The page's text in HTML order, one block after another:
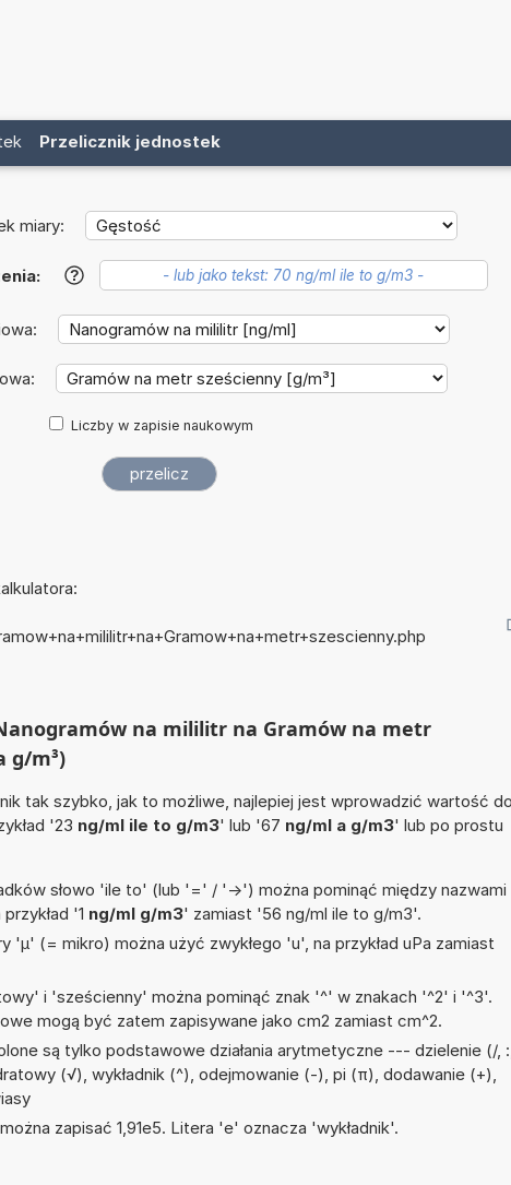
Przelicznik jednostek
miary:
?
Liczby w zapisie naukowym
na mililitr na Gramów na metr
g/m³)
tak szybko, jak to możliwe, najlepiej jest wprowadzić wartość do
'23 ng/ml ile to g/m3' lub '67 ng/ml a g/m3' lub po prostu
słowo 'ile to' (lub '=' / '->') można pominąć między nazwami
'1 ng/ml g/m3' zamiast '56 ng/ml ile to g/m3'.
'µ' (= mikro) można użyć zwykłego 'u', na przykład uPa zamiast
i 'sześcienny' można pominąć znak '^' w znakach '^2' i '^3'.
mogą być zatem zapisywane jako cm2 zamiast cm^2.
są tylko podstawowe działania arytmetyczne --- dzielenie (/,
(√), wykładnik (^), odejmowanie (-), pi (π), dodawanie (+),
zapisać 1,91e5. Litera 'e' oznacza 'wykładnik'.